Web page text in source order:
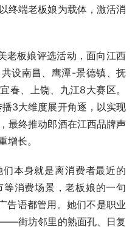
终端老板娘为载体，激活消
老板娘评选活动，面向江西
设南昌、鹰潭-景德镇、抚
春、上饶、九江8大赛区。
3大维度展开角逐，以实现
最终推动郎酒在江西品牌声
增长。
本身就是离消费者最近的
消费场景，老板娘的一句
告语都管用。她们不是职业
街坊邻里的熟面孔、日复